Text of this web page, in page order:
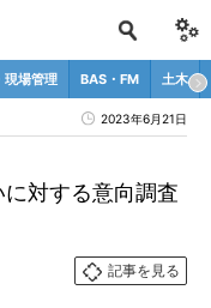
現場管理 BAS・FM 土木
2023年6月21日
対する意向調査
記事を見る